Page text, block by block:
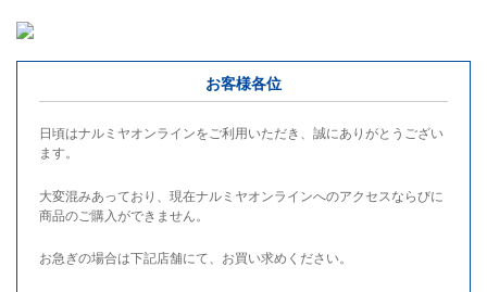
お客様各位
日頃はナルミヤオンラインをご利用いただき、誠にありがとうござい
ます。
大変混みあっており、現在ナルミヤオンラインへのアクセスならびに
商品のご購入ができません。
お急ぎの場合は下記店舗にて、お買い求めください。